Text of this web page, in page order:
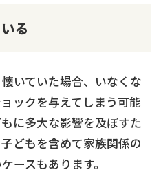
る
いていた場合、いなくな
ックを与えてしまう可能
に多大な影響を及ぼすた
どもを含めて家族関係の
ースもあります。